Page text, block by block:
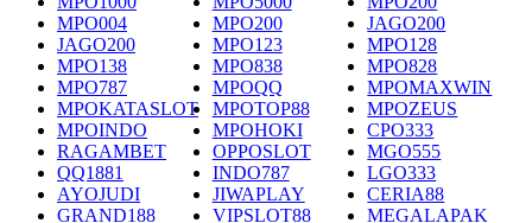
MPO004
MPO200
JAGO200
JAGO200
MPO123
MPO128
MPO138
MPO838
MPO828
MPO787
MPOQQ
MPOMAXWIN
MPOKATASLOT
MPOTOP88
MPOZEUS
MPOINDO
MPOHOKI
CPO333
RAGAMBET
OPPOSLOT
MGO555
QQ1881
INDO787
LGO333
AYOJUDI
JIWAPLAY
CERIA88
GRAND188
VIPSLOT88
MEGALAPAK